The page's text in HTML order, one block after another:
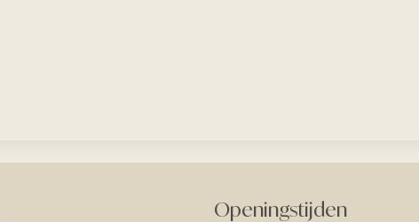
Openingstijden